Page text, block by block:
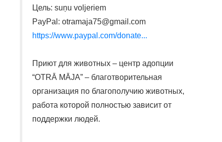
Цель: suņu voljeriem
PayPal: otramaja75@gmail.com
https://www.paypal.com/donate...
Приют для животных – центр адопции
“OTRĀ MĀJA” – благотворительная
организация по благополучию животных,
работа которой полностью зависит от
поддержки людей.